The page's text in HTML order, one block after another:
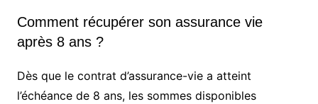
Comment récupérer son assurance vie
après 8 ans ?
Dès que le contrat d’assurance-vie a atteint
l’échéance de 8 ans, les sommes disponibles